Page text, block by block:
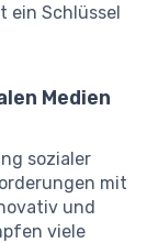
ein Schlüssel
Medien
sozialer
mit
und
viele